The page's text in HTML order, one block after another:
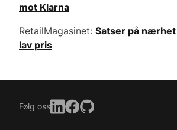
mot Klarna
RetailMagasinet: Satser på
lav pris
Følg oss